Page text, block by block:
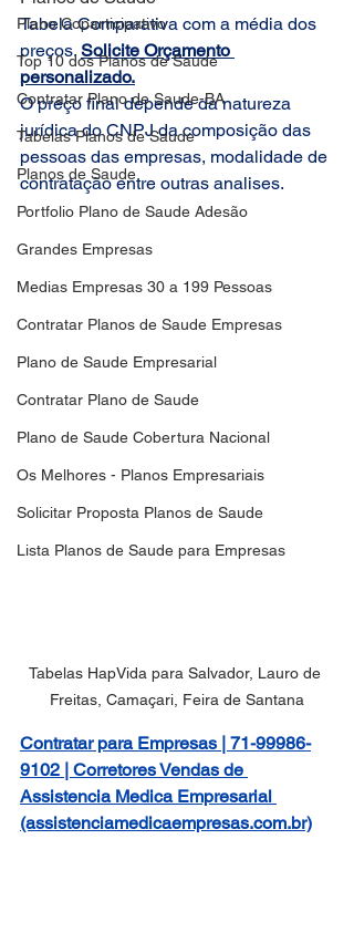
Plano Coparticipativo
Top 10 dos Planos de Saude
Contratar Plano de Saude-BA
Tabelas Planos de Saude
Planos de Saude
Portfolio Plano de Saude Adesão
Grandes Empresas
Medias Empresas 30 a 199 Pessoas
Contratar Planos de Saude Empresas
Plano de Saude Empresarial
Contratar Plano de Saude
Plano de Saude Cobertura Nacional
Os Melhores - Planos Empresariais
Solicitar Proposta Planos de Saude
Lista Planos de Saude para Empresas
Tabela Comparativa com a média dos
preços. Solicite Orçamento
personalizado.
O preço final depende da natureza
jurídica do CNPJ da composição das
pessoas das empresas, modalidade de
contratação entre outras analises.
Tabelas HapVida para Salvador, Lauro de
Freitas, Camaçari, Feira de Santana
Contratar para Empresas | 71-99986-
9102 | Corretores Vendas de
Assistencia Medica Empresarial
(assistenciamedicaempresas.com.br)